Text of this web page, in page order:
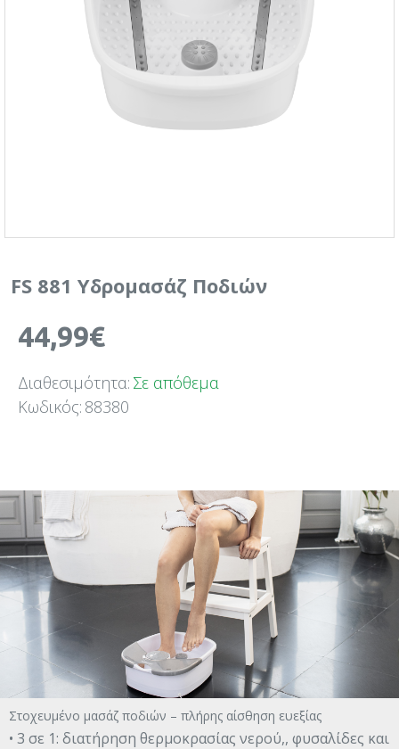
FS 881 Υδρομασάζ Ποδιών
Διαθεσιμότητα: Σε απόθεμα
Κωδικός: 88380
44,99€
Στοχευμένο μασάζ ποδιών – πλήρης αίσθηση ευεξίας
• 3 σε 1: διατήρηση θερμοκρασίας νερού,, φυσαλίδες και